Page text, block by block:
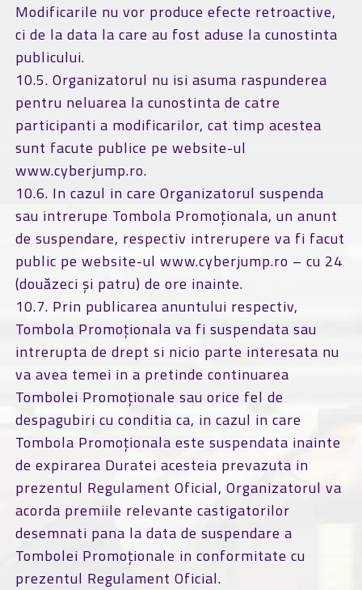
Modificarile nu vor produce efecte retroactive,
ci de la data la care au fost aduse la cunostinta
publicului.
10.5. Organizatorul nu isi asuma raspunderea
pentru neluarea la cunostinta de catre
participanti a modificarilor, cat timp acestea
sunt facute publice pe website-ul
www.cyberjump.ro.
10.6. In cazul in care Organizatorul suspenda
sau intrerupe Tombola Promoționala, un anunt
de suspendare, respectiv intrerupere va fi facut
public pe website-ul www.cyberjump.ro – cu 24
(douăzeci și patru) de ore inainte.
10.7. Prin publicarea anuntului respectiv,
Tombola Promoționala va fi suspendata sau
intrerupta de drept si nicio parte interesata nu
va avea temei in a pretinde continuarea
Tombolei Promoționale sau orice fel de
despagubiri cu conditia ca, in cazul in care
Tombola Promoționala este suspendata inainte
de expirarea Duratei acesteia prevazuta in
prezentul Regulament Oficial, Organizatorul va
acorda premiile relevante castigatorilor
desemnati pana la data de suspendare a
Tombolei Promoționale in conformitate cu
prezentul Regulament Oficial.